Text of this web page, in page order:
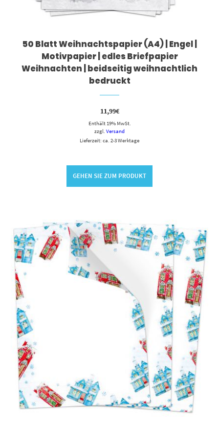
50 Blatt Weihnachtspapier (A4) | Engel |
Motivpapier | edles Briefpapier
Weihnachten | beidseitig weihnachtlich
bedruckt
11,99€
Enthält 19% MwSt.
zzgl. Versand
Lieferzeit: ca. 2-3 Werktage
GEHEN SIE ZUM PRODUKT